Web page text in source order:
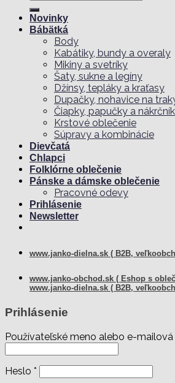
Novinky
Bábätká
Body
Kabátiky, bundy a overaly
Mikiny a svetríky
Šaty, sukne a legíny
Džínsy, tepláky a kraťasy
Dupačky, nohavice na
Čiapky, papučky a
Krstové oblečenie
Súpravy a kombinácie
Dievčatá
Chlapci
Folklórne oblečenie
Pánske a dámske oblečenie
Pracovné odevy
Prihlásenie
Newsletter
www.janko-dielna.sk ( B2B,
www.janko-obchod.sk ( Eshop s
www.janko-dielna.sk ( B2B,
Prihlásenie
Používateľské meno alebo e-mailová
Heslo *